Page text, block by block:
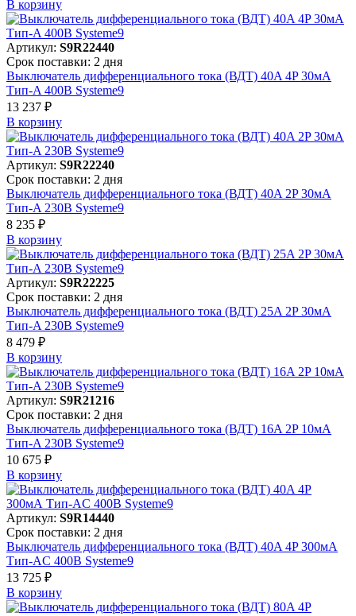
В корзинy
Артикул: S9R22440
Срок поставки: 2 дня
Выключатель дифференциального тока (ВДТ) 40A 4P 30мА
Тип-A 400В Systeme9
13 237 ₽
В корзинy
Артикул: S9R22240
Срок поставки: 2 дня
Выключатель дифференциального тока (ВДТ) 40A 2P 30мА
Тип-A 230В Systeme9
8 235 ₽
В корзинy
Артикул: S9R22225
Срок поставки: 2 дня
Выключатель дифференциального тока (ВДТ) 25A 2P 30мА
Тип-A 230В Systeme9
8 479 ₽
В корзинy
Артикул: S9R21216
Срок поставки: 2 дня
Выключатель дифференциального тока (ВДТ) 16A 2P 10мА
Тип-A 230В Systeme9
10 675 ₽
В корзинy
Артикул: S9R14440
Срок поставки: 2 дня
Выключатель дифференциального тока (ВДТ) 40A 4P 300мА
Тип-AC 400В Systeme9
13 725 ₽
В корзинy